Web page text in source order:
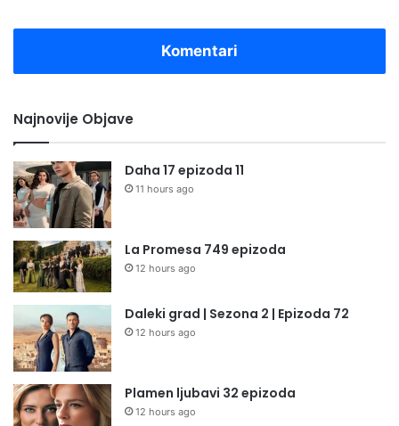
Komentari
Najnovije Objave
Daha 17 epizoda 11
11 hours ago
La Promesa 749 epizoda
12 hours ago
Daleki grad | Sezona 2 | Epizoda 72
12 hours ago
Plamen ljubavi 32 epizoda
12 hours ago